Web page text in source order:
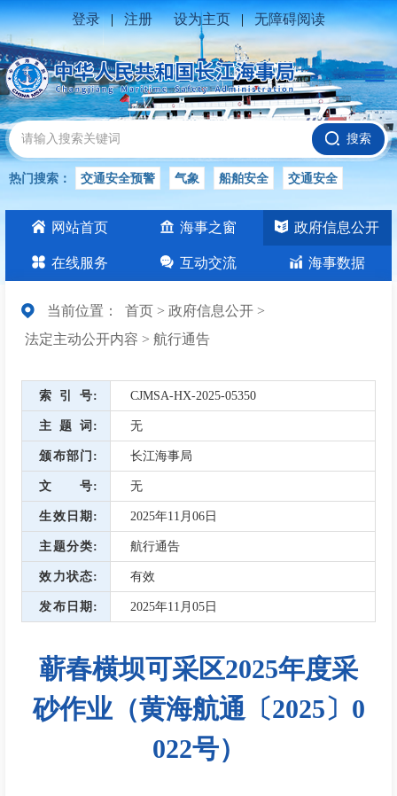
登录 | 注册 设为主页 | 无障碍阅读
搜索
热门搜索： 交通安全预警 气象 船舶安全 交通安全
水位公告 安全 交通 交通安全知识 交通安全生产
网站首页 海事之窗 政府信息公开
在线服务 互动交流 海事数据
当前位置： 首页 > 政府信息公开 >
法定主动公开内容 > 航行通告
索引号 CJMSA-HX-2025-05350
主题词 无
颁布部门 长江海事局
文号 无
生效日期 2025年11月06日
主题分类 航行通告
效力状态 有效
发布日期 2025年11月05日
蕲春横坝可采区2025年度采
砂作业（黄海航通〔2025〕0
022号）